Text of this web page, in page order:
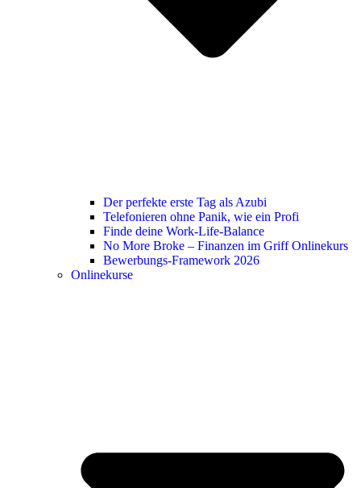
Der perfekte erste Tag als Azubi
Telefonieren ohne Panik, wie ein Profi
Finde deine Work-Life-Balance
No More Broke – Finanzen im Griff Onlinekurs
Bewerbungs-Framework 2026
Onlinekurse